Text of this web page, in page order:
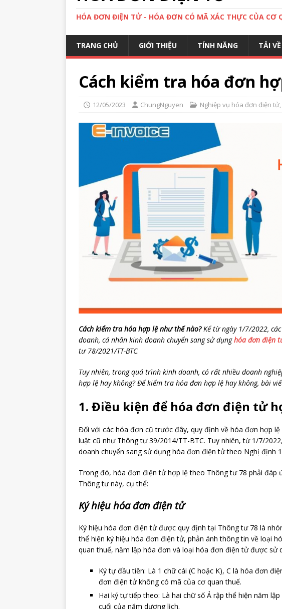
HÓA ĐƠN ĐIỆN TỬ - HÓA ĐƠN CÓ MÃ XÁC THỰC CỦA CƠ
TRANG CHỦ GIỚI THIỆU TÍNH NĂNG TẢI VỀ
Cách kiểm tra hóa đơn
12/05/2023 ChungNguyen Nghiệp vụ hóa đơn điện tử,
Cách kiểm tra hóa hợp lệ như thế nào?Kể từ ngày 1/7/2022,
doanh, cá nhân kinh doanh chuyển sang sử dụnghóa đơn điện
tư 78/2021/TT-BTC.
Tuy nhiên, trong quá trình kinh doanh, có rất nhiều doanh
hợp lệ hay không? Để kiểm tra hóa đơn hợp lệ hay không, bài
1. Điều kiện để hóa đơn điện tử
Đối với các hóa đơn cũ trước đây, quy định về hóa đơn hợp
luật cũ như Thông tư 39/2014/TT-BTC. Tuy nhiên, từ 1/7/
doanh chuyển sang sử dụng hóa đơn điện tử theo Nghị định
Trong đó, hóa đơn điện tử hợp lệ theo Thông tư 78 phải đáp
Thông tư này, cụ thể:
Ký hiệu hóa đơn điện tử
Ký hiệu hóa đơn điện tử được quy định tại Thông tư 78 là
thể hiện ký hiệu hóa đơn điện tử, phản ánh thông tin về loại
quan thuế, năm lập hóa đơn và loại hóa đơn điện tử được sử
Ký tự đầu tiên: Là 1 chữ cái (C hoặc K), C là hóa đơn
đơn điện tử không có mã của cơ quan thuế.
Hai ký tự tiếp theo: Là hai chữ số Ả rập thể hiện năm
cuối của năm dương lịch.